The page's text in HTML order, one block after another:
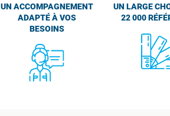
UN ACCOMPAGNEMENT
ADAPTÉ À VOS
BESOINS
UN LARGE
22 000